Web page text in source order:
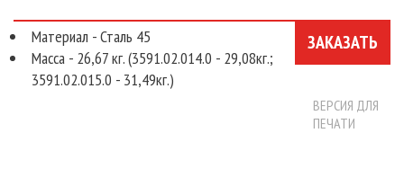
Материал - Сталь 45
Масса - 26,67 кг. (3591.02.014.0 - 29,08кг.;
3591.02.015.0 - 31,49кг.)
ЗАКАЗАТЬ
ВЕРСИЯ ДЛЯ
ПЕЧАТИ